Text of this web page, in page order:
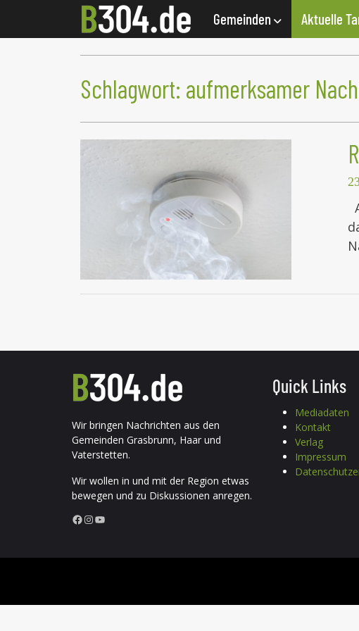
Gemeinden Aktuelle
Schlagwort: aufmerksamer
Wir bringen Nachrichten aus den
Gemeinden Grasbrunn, Haar und
Vaterstetten.
Wir wollen in und mit der Region etwas
bewegen und zu Diskussionen anregen.
Facebook InstagramYouTube
Quick Links
Mediadaten
Kontakt
Verlag
Impressum